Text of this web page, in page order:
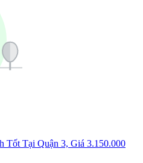
Tốt Tại Quận 3, Giá 3.150.000